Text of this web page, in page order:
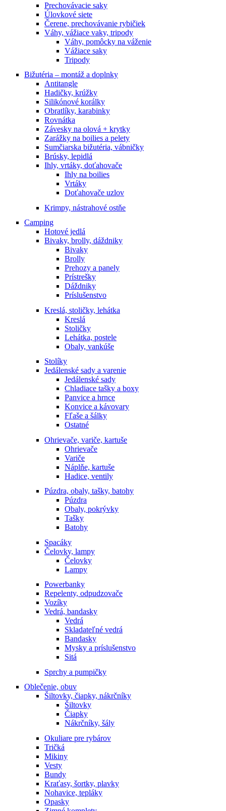
Prechovávacie saky
Úlovkové siete
Čerene, prechovávanie rybičiek
Váhy, vážiace vaky, tripody
Váhy, pomôcky na váženie
Vážiace saky
Tripody
Bižutéria – montáž a doplnky
Antitangle
Hadičky, krúžky
Silikónové korálky
Obratlíky, karabinky
Rovnátka
Závesky na olová + krytky
Zarážky na boilies a pelety
Sumčiarska bižutéria, vábničky
Brúsky, lepidlá
Ihly, vrtáky, doťahovače
Ihly na boilies
Vrtáky
Doťahovače uzlov
Krimpy, nástrahové ostňe
Camping
Hotové jedlá
Bivaky, brolly, dáždniky
Bivaky
Brolly
Prehozy a panely
Prístrešky
Dáždniky
Príslušenstvo
Kreslá, stoličky, lehátka
Kreslá
Stoličky
Lehátka, postele
Obaly, vankúše
Stolíky
Jedálenské sady a varenie
Jedálenské sady
Chladiace tašky a boxy
Panvice a hrnce
Konvice a kávovary
Fľaše a šálky
Ostatné
Ohrievače, variče, kartuše
Ohrievače
Variče
Náplňe, kartuše
Hadice, ventily
Púzdra, obaly, tašky, batohy
Púzdra
Obaly, pokrývky
Tašky
Batohy
Spacáky
Čelovky, lampy
Čelovky
Lampy
Powerbanky
Repelenty, odpudzovače
Vozíky
Vedrá, bandasky
Vedrá
Skladateľné vedrá
Bandasky
Mysky a príslušenstvo
Sitá
Sprchy a pumpičky
Oblečenie, obuv
Šiltovky, čiapky, nákrčníky
Šiltovky
Čiapky
Nákrčníky, šály
Okuliare pre rybárov
Tričká
Mikiny
Vesty
Bundy
Kraťasy, šortky, plavky
Nohavice, tepláky
Opasky